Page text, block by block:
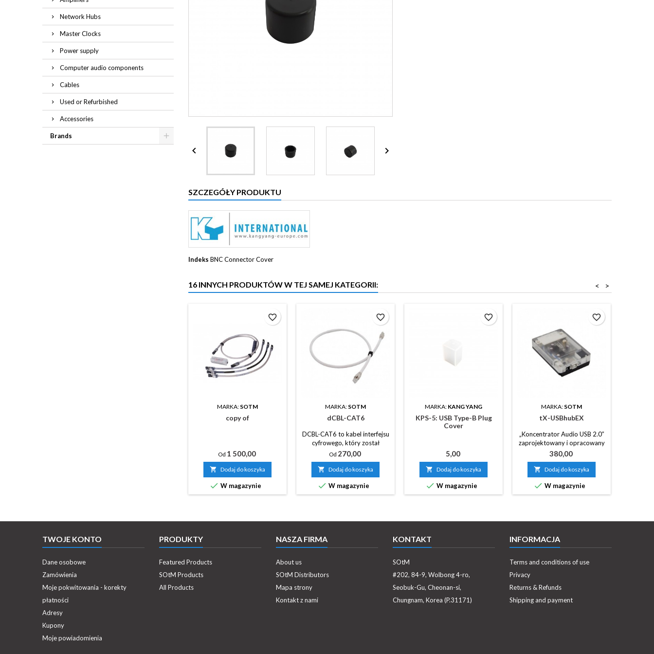
Network Hubs
Master Clocks
Power supply
Computer audio components
Cables
Used or Refurbished
Accessories
Brands
 
SZCZEGÓŁY PRODUKTU
Indeks BNC Connector Cover
16 INNYCH PRODUKTÓW W TEJ SAMEJ KATEGORII: >
<
MARKA: SOTM
copy of
Od Cena
1 500,00
 Dodaj do koszyka
 W magazynie
favorite_border
MARKA: SOTM
dCBL-CAT6
DCBL-CAT6 to kabel interfejsu
cyfrowego, który został
zaprojektowany i opracowany
w celu poprawy jakości
dźwięku w sieciowych
urządzeniach audio poprzez
zminimalizowanie „szumów”
(pogorszenia dźwięku) z
Od Cena
270,00
 Dodaj do koszyka
 W magazynie
favorite_border
MARKA: KANG YANG
KPS-5: USB Type-B Plug
Cover
Cena
5,00
 Dodaj do koszyka
 W magazynie
favorite_border
MARKA: SOTM
tX-USBhubEX
„Koncentrator Audio USB 2.0”
zaprojektowany i opracowany
wyłącznie w celu uzyskania
wysokiej jakości urządzeń
audio USB wykorzystujących
technologie stosowane w
produktach tX-USB i tX-
USBexp, który zapewnia
nieporównywalną z innymi
koncentratorami USB. (Zwróć
uwagę, że jest to zewnętrzna
Cena
380,00
 Dodaj do koszyka
 W magazynie
favorite_border
TWOJE KONTO
Dane osobowe
Zamówienia
Moje pokwitowania - korekty
płatności
Adresy
Kupony
Moje powiadomienia
PRODUKTY
Featured Products
SOtM Products
All Products
NASZA FIRMA
About us
SOtM Distributors
Mapa strony
Kontakt z nami
KONTAKT
SOtM
#202, 84-9, Wolbong 4-ro,
Seobuk-Gu, Cheonan-si,
Chungnam, Korea (P.31171)
INFORMACJA
Terms and conditions of use
Privacy
Returns & Refunds
Shipping and payment